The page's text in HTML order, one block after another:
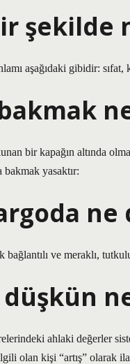
şekilde
aşağıdaki gibidir: sıfat,
bir kapağın altında
yasaktır:
ne
bağlantılı ve meraklı,
ahlaki değerler
olan kişi “artış” olarak